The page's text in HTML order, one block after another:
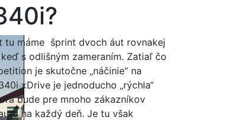
tu máme šprint dvoch áut rovnakej
s odlišným zameraním. Zatiaľ čo
je skutočne „náčinie“ na
xDrive je jednoducho „rýchla“
bude pre mnoho zákazníkov
na každý deň. Je tu však